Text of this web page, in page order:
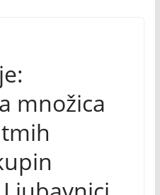
množica